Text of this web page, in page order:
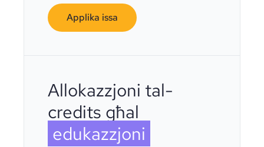
Applika issa
Allokazzjoni tal-
credits għal
edukazzjoni